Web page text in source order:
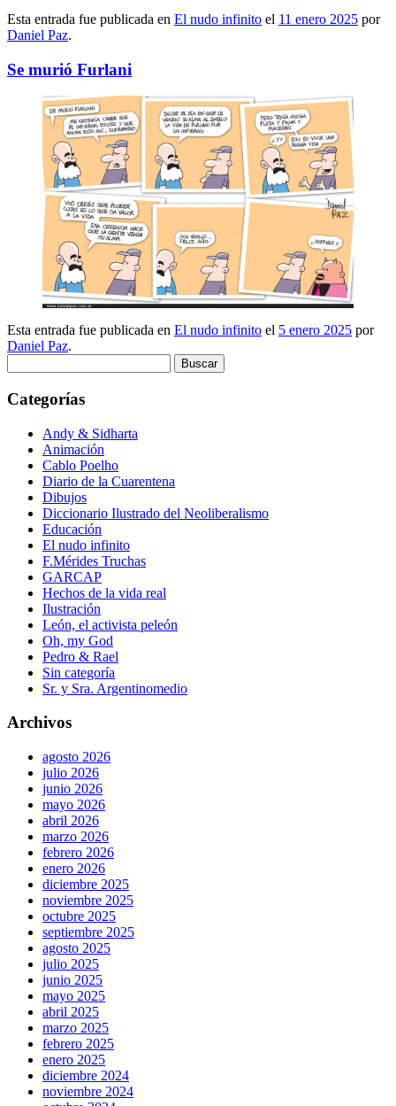
Esta entrada fue publicada en El nudo infinito el 11 enero 2025 por
Daniel Paz.
Se murió Furlani
Esta entrada fue publicada en El nudo infinito el 5 enero 2025 por
Daniel Paz.
Categorías
Andy & Sidharta
Animación
Cablo Poelho
Diario de la Cuarentena
Dibujos
Diccionario Ilustrado del Neoliberalismo
Educación
El nudo infinito
F.Mérides Truchas
GARCAP
Hechos de la vida real
Ilustración
León, el activista peleón
Oh, my God
Pedro & Rael
Sin categoría
Sr. y Sra. Argentinomedio
Archivos
agosto 2026
julio 2026
junio 2026
mayo 2026
abril 2026
marzo 2026
febrero 2026
enero 2026
diciembre 2025
noviembre 2025
octubre 2025
septiembre 2025
agosto 2025
julio 2025
junio 2025
mayo 2025
abril 2025
marzo 2025
febrero 2025
enero 2025
diciembre 2024
noviembre 2024